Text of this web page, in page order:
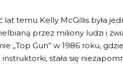
lat temu Kelly McGillis była
przez miliony ludzi i
„Top Gun” w 1986 roku,
instruktorki, stała się